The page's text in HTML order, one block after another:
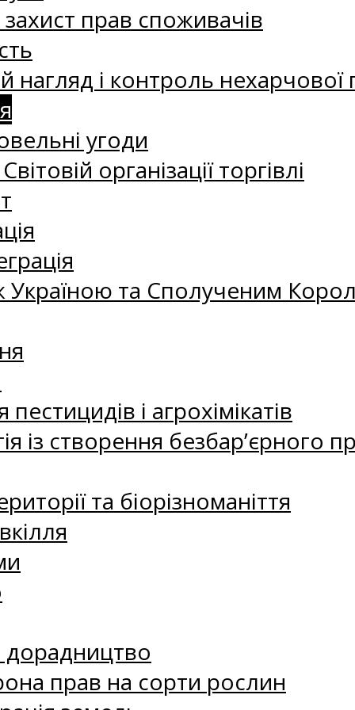
захист прав споживачів
і контроль нехарчової
угоди
організації торгівлі
Україною та Сполученим
і агрохімікатів
із створення безбар’єрного
та біорізноманіття
дорадництво
прав на сорти рослин